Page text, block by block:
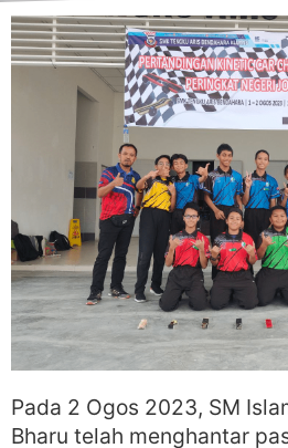
Pada 2 Ogos 2023, SM
Bharu telah menghantar